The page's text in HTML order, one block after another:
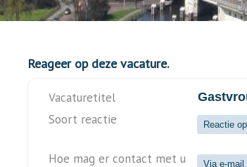
Reageer op deze vacature.
Vacaturetitel
Soort reactie
Hoe mag er contact met u